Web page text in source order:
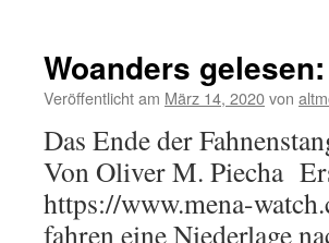
Woanders gelesen:
Veröffentlicht am März 14, 2020von
Das Ende der
Von Oliver M. Piecha
https://www.mena-
fahren eine Niederlage